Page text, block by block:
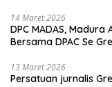
14 Maret 2026
DPC MADAS,
Bersama DPAC Se
13 Maret 2026
Persatuan jurnalis